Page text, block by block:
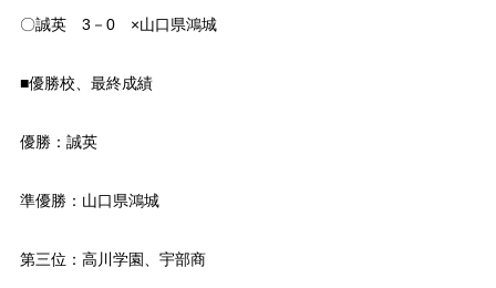
〇誠英 3－0 ×山口県鴻城
■優勝校、最終成績
優勝：誠英
準優勝：山口県鴻城
第三位：高川学園、宇部商